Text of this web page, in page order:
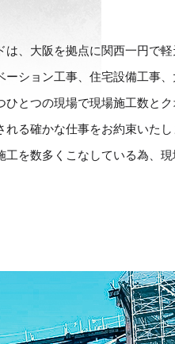
は、大阪を拠点に関西一円で
ーション工事、住宅設備工事
ひとつの現場で現場施工数と
れる確かな仕事をお約束いた
工を数多くこなしている為、